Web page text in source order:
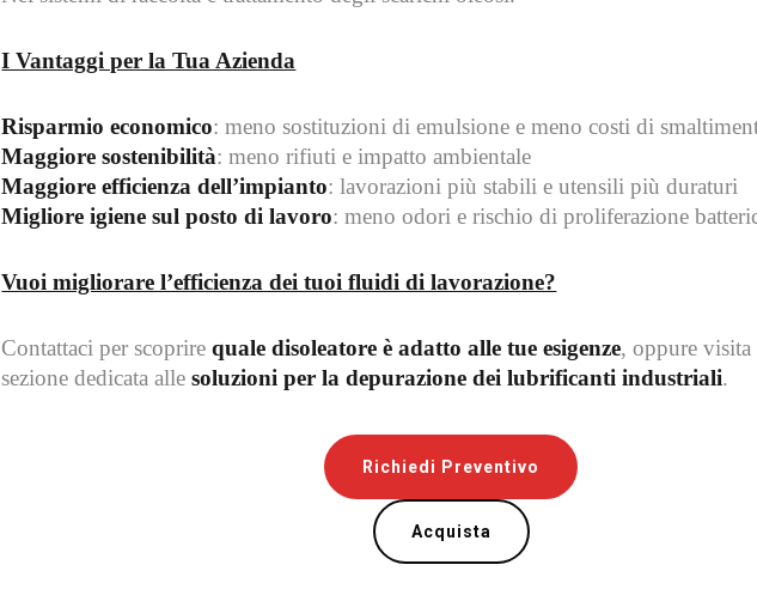
I Vantaggi per la Tua Azienda
Risparmio economico: meno sostituzioni di emulsione e meno costi di
Maggiore sostenibilità: meno rifiuti e impatto ambientale
Maggiore efficienza dell’impianto: lavorazioni più stabili e utensili più duraturi
Migliore igiene sul posto di lavoro: meno odori e rischio di proliferazione
Vuoi migliorare l’efficienza dei tuoi fluidi di lavorazione?
Contattaci per scoprirequale disoleatore è adatto alle tue esigenze, oppure visita
sezione dedicata allesoluzioni per la depurazione dei lubrificanti industriali.
Richiedi Preventivo
Acquista